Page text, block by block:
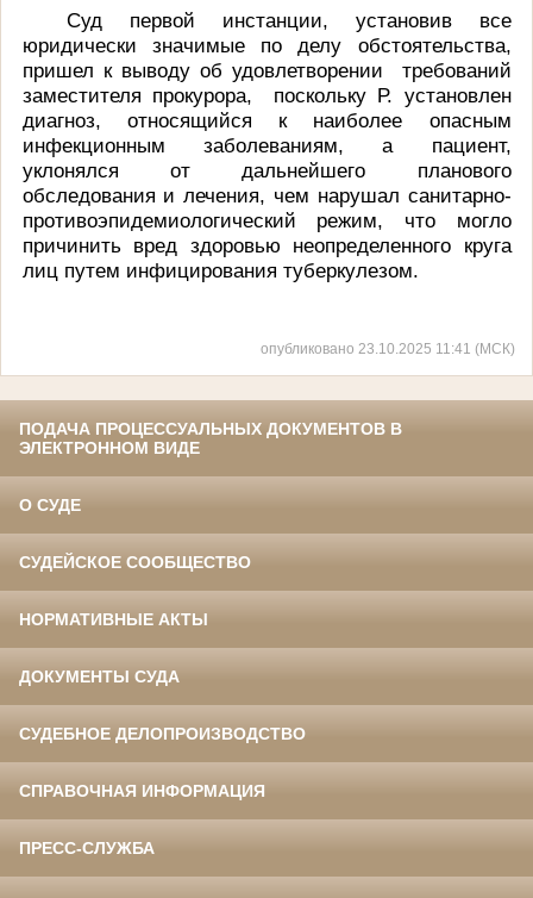
Суд первой инстанции, установив все
юридически значимые по делу обстоятельства,
пришел к выводу об удовлетворении требований
заместителя прокурора, поскольку Р. установлен
диагноз, относящийся к наиболее опасным
инфекционным заболеваниям, а пациент,
уклонялся от дальнейшего планового
обследования и лечения, чем нарушал санитарно-
противоэпидемиологический режим, что могло
причинить вред здоровью неопределенного круга
лиц путем инфицирования туберкулезом.
опубликовано 23.10.2025 11:41 (МСК)
ПОДАЧА ПРОЦЕССУАЛЬНЫХ ДОКУМЕНТОВ В
ЭЛЕКТРОННОМ ВИДЕ
О СУДЕ
СУДЕЙСКОЕ СООБЩЕСТВО
НОРМАТИВНЫЕ АКТЫ
ДОКУМЕНТЫ СУДА
СУДЕБНОЕ ДЕЛОПРОИЗВОДСТВО
СПРАВОЧНАЯ ИНФОРМАЦИЯ
ПРЕСС-СЛУЖБА